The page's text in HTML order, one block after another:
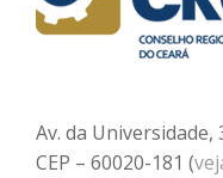
Av. da Universidade,
CEP – 60020-181 (